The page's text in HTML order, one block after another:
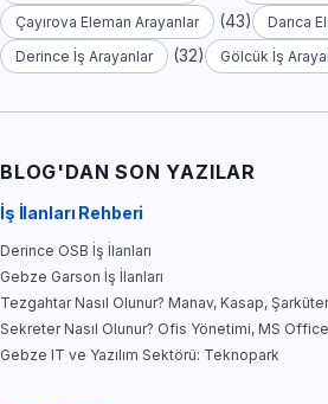
Çayırova Eleman Arayanlar (43) Darıca
Derince İş Arayanlar (32) Gölcük İş
BLOG'DAN SON YAZILAR
İş İlanları Rehberi
Derince OSB İş İlanları
Gebze Garson İş İlanları
Tezgahtar Nasıl Olunur? Manav, Kasap,
Sekreter Nasıl Olunur? Ofis Yönetimi, MS Office
Gebze IT ve Yazılım Sektörü: Teknopark